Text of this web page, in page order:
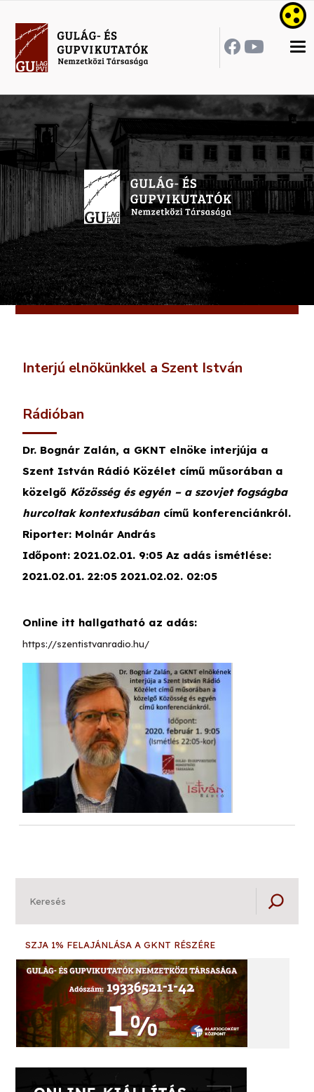
Interjú elnökünkkel a Szent István
Rádióban
Dr. Bognár Zalán, a GKNT elnöke interjúja a
Szent István Rádió Közélet című műsorában a
közelgő Közösség és egyén – a szovjet fogságba
hurcoltak kontextusában című konferenciánkról.
Riporter: Molnár András
Időpont: 2021.02.01. 9:05 Az adás ismétlése:
2021.02.01. 22:05 2021.02.02. 02:05
Online itt hallgatható az adás:
https://szentistvanradio.hu/
Keresés
SZJA 1% FELAJÁNLÁSA A GKNT RÉSZÉRE